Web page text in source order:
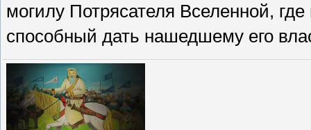
могилу Потрясателя Вселенной,
способный дать нашедшему его